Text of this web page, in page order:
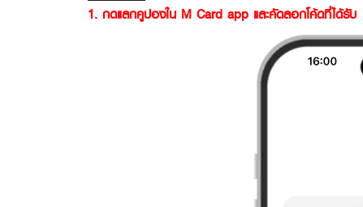
1. กดแลกคูปองใน M Card app และคัดลอกโค้ดที่ได้รับ